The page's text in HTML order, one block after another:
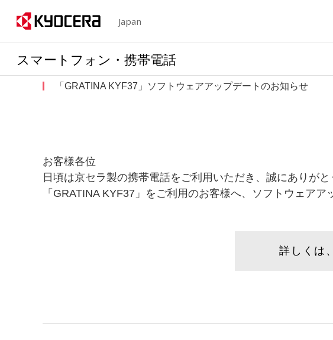
Japan
スマートフォン・携帯電話
「GRATINA KYF37」ソフトウェアアップデートのお知らせ
お客様各位
日頃は京セラ製の携帯電話をご利用いただき、誠にありがと
「GRATINA KYF37」をご利用のお客様へ、ソフトウェアア
詳しくは